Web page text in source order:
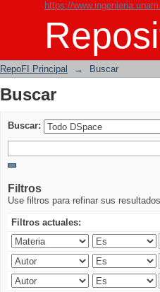
https://
Buscar
RepoFI Principal → Buscar
Buscar
Buscar:
Filtros
Use filtros para refinar sus
Filtros actuales: